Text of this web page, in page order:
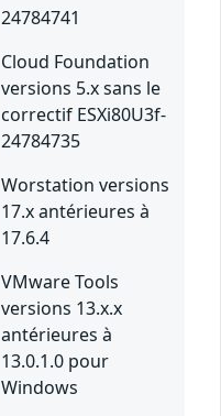
24784741
Cloud Foundation
versions 5.x sans le
correctif ESXi80U3f-
24784735
Worstation versions
17.x antérieures à
17.6.4
VMware Tools
versions 13.x.x
antérieures à
13.0.1.0 pour
Windows